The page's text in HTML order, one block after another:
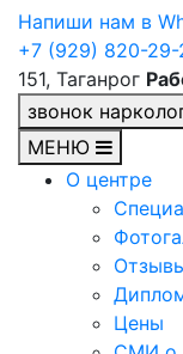
Напиши нам в
+7 (929) 820-29-
151, Таганрог
звонок
МЕНЮ
О центре
Цены